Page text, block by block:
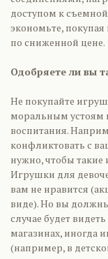
доступом к
экономьте,
по сниженной цене.
Одобряете ли вы
Не покупайте
моральным устоям
воспитания.
конфликтовать с
нужно, чтобы
Игрушки для
вам не нравится
виде). Но вы
случае будет
магазинах, иногда
(например, в